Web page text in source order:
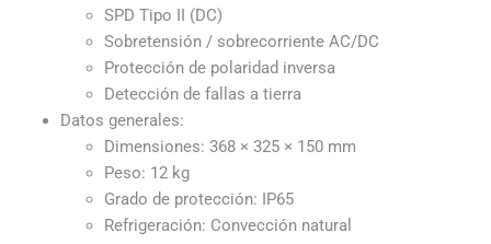
SPD Tipo II (DC)
Sobretensión / sobrecorriente AC/DC
Protección de polaridad inversa
Detección de fallas a tierra
Datos generales:
Dimensiones: 368 × 325 × 150 mm
Peso: 12 kg
Grado de protección: IP65
Refrigeración: Convección natural